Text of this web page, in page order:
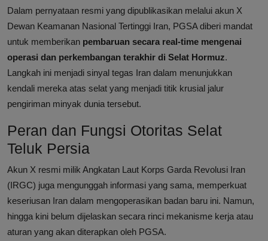
Dalam pernyataan resmi yang dipublikasikan melalui akun X
Dewan Keamanan Nasional Tertinggi Iran, PGSA diberi mandat
untuk memberikan pembaruan secara real-time mengenai
operasi dan perkembangan terakhir di Selat Hormuz.
Langkah ini menjadi sinyal tegas Iran dalam menunjukkan
kendali mereka atas selat yang menjadi titik krusial jalur
pengiriman minyak dunia tersebut.
Peran dan Fungsi Otoritas Selat
Teluk Persia
Akun X resmi milik Angkatan Laut Korps Garda Revolusi Iran
(IRGC) juga mengunggah informasi yang sama, memperkuat
keseriusan Iran dalam mengoperasikan badan baru ini. Namun,
hingga kini belum dijelaskan secara rinci mekanisme kerja atau
aturan yang akan diterapkan oleh PGSA.